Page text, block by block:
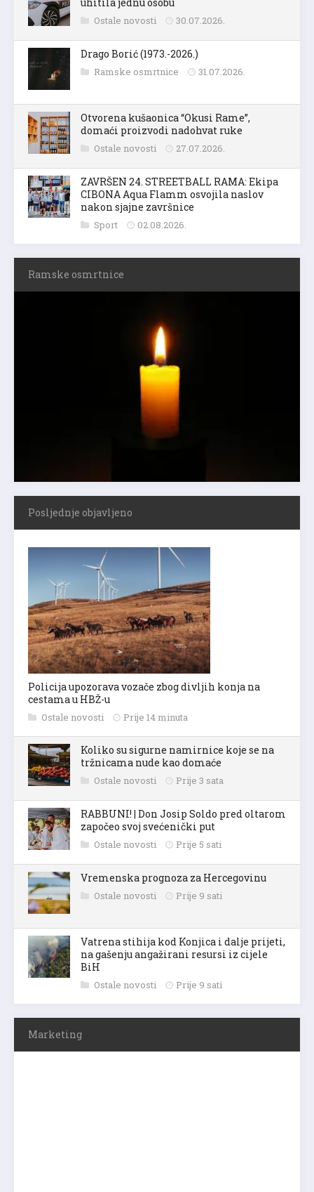
Ostale novosti 30.07.2026.
Drago Borić (1973.-2026.)
Ramske osmrtnice 31.07.2026.
Otvorena kušaonica “Okusi Rame”,
domaći proizvodi nadohvat ruke
Ostale novosti 27.07.2026.
ZAVRŠEN 24. STREETBALL RAMA: Ekipa
CIBONA Aqua Flamm osvojila naslov
nakon sjajne završnice
Sport 02.08.2026.
Ramske osmrtnice
Posljednje objavljeno
Policija upozorava vozače zbog divljih konja na
cestama u HBŽ-u
Ostale novosti Prije 14 minuta
Koliko su sigurne namirnice koje se na
tržnicama nude kao domaće
Ostale novosti Prije 3 sata
RABBUNI! | Don Josip Soldo pred oltarom
započeo svoj svećenički put
Ostale novosti Prije 5 sati
Vremenska prognoza za Hercegovinu
Ostale novosti Prije 9 sati
Vatrena stihija kod Konjica i dalje prijeti,
na gašenju angažirani resursi iz cijele
BiH
Ostale novosti Prije 9 sati
Marketing